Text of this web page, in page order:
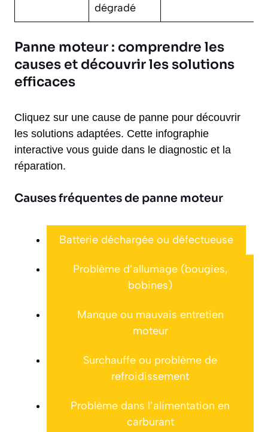
dégradé
Panne moteur : comprendre les
causes et découvrir les solutions
efficaces
Cliquez sur une cause de panne pour découvrir
les solutions adaptées. Cette infographie
interactive vous guide dans le diagnostic et la
réparation.
Causes fréquentes de panne moteur
Batterie déchargée ou défectueuse
Problème d’allumage (bougies,
bobines)
Manque ou mauvais entretien
moteur
Surchauffe ou problème de
refroidissement
Problème dans l’alimentation en
carburant